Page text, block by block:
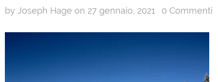
by Joseph Hage on 27 gennaio, 2021 0 Commenti